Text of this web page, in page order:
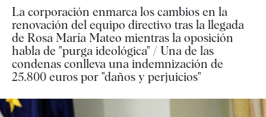
La corporación enmarca los cambios en la
renovación del equipo directivo tras la llegada
de Rosa María Mateo mientras la oposición
habla de "purga ideológica" / Una de las
condenas conlleva una indemnización de
25.800 euros por "daños y perjuicios"